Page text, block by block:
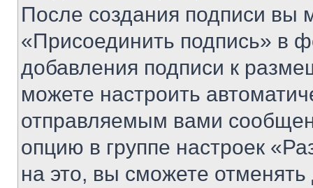
После создания подписи вы
«Присоединить подпись» в
добавления подписи к
можете настроить
отправляемым вами
опцию в группе настроек
на это, вы сможете